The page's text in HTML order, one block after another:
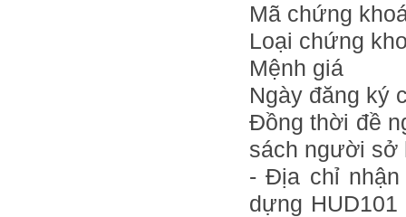
Mã chứng
Loại chứng
Mệnh giá :
Ngày đăng ký
Đồng thời đề
sách người sở
- Địa chỉ nhận
dựng